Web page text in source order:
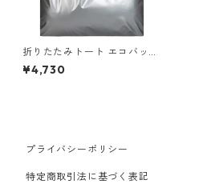
折りたたみトート エコバッグ
撥水加工 LOQI Metallic with
Mini Zip Pouch ローキー トー
¥4,730
プライバシーポリシー
特定商取引法に基づく表記